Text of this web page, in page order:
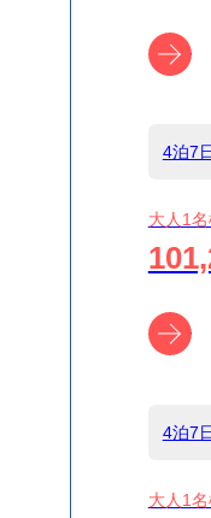
ツ
4泊7
大人1
ツ
4泊7
大人1